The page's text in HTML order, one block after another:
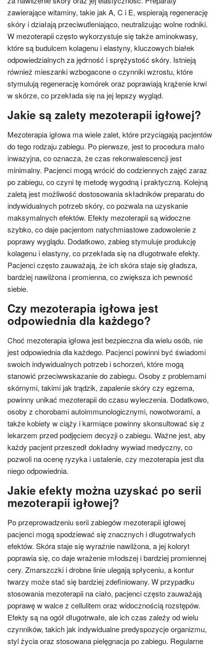
zawierające witaminy, takie jak A, C i E, wspierają regenerację
skóry i działają przeciwutleniająco, neutralizując wolne rodniki.
W mezoterapii często wykorzystuje się także aminokwasy,
które są budulcem kolagenu i elastyny, kluczowych białek
odpowiedzialnych za jędrność i sprężystość skóry. Istnieją
również mieszanki wzbogacone o czynniki wzrostu, które
stymulują regenerację komórek oraz poprawiają krążenie krwi
w skórze, co przekłada się na jej lepszy wygląd.
Jakie są zalety mezoterapii igłowej?
Mezoterapia igłowa ma wiele zalet, które przyciągają pacjentów
do tego rodzaju zabiegu. Po pierwsze, jest to procedura mało
inwazyjna, co oznacza, że czas rekonwalescencji jest
minimalny. Pacjenci mogą wrócić do codziennych zajęć zaraz
po zabiegu, co czyni tę metodę wygodną i praktyczną. Kolejną
zaletą jest możliwość dostosowania składników preparatu do
indywidualnych potrzeb skóry, co pozwala na uzyskanie
maksymalnych efektów. Efekty mezoterapii są widoczne
szybko, co daje pacjentom natychmiastowe zadowolenie z
poprawy wyglądu. Dodatkowo, zabieg stymuluje produkcję
kolagenu i elastyny, co przekłada się na długotrwałe efekty.
Pacjenci często zauważają, że ich skóra staje się gładsza,
bardziej nawilżona i promienna, co zwiększa ich pewność
siebie.
Czy mezoterapia igłowa jest
odpowiednia dla każdego?
Choć mezoterapia igłowa jest bezpieczna dla wielu osób, nie
jest odpowiednia dla każdego. Pacjenci powinni być świadomi
swoich indywidualnych potrzeb i schorzeń, które mogą
stanowić przeciwwskazanie do zabiegu. Osoby z problemami
skórnymi, takimi jak trądzik, zapalenie skóry czy egzema,
powinny unikać mezoterapii do czasu wyleczenia. Dodatkowo,
osoby z chorobami autoimmunologicznymi, nowotworami, a
także kobiety w ciąży i karmiące powinny skonsultować się z
lekarzem przed podjęciem decyzji o zabiegu. Ważne jest, aby
każdy pacjent przeszedł dokładny wywiad medyczny, co
pozwoli na ocenę ryzyka i ustalenie, czy mezoterapia jest dla
niego odpowiednia.
Jakie efekty można uzyskać po serii
mezoterapii igłowej?
Po przeprowadzeniu serii zabiegów mezoterapii igłowej
pacjenci mogą spodziewać się znacznych i długotrwałych
efektów. Skóra staje się wyraźnie nawilżona, a jej koloryt
poprawia się, co daje wrażenie młodszej i bardziej promiennej
cery. Zmarszczki i drobne linie ulegają spłyceniu, a kontur
twarzy może stać się bardziej zdefiniowany. W przypadku
stosowania mezoterapii na ciało, pacjenci często zauważają
poprawę w walce z cellulitem oraz widocznością rozstępów.
Efekty są na ogół długotrwałe, ale ich czas zależy od wielu
czynników, takich jak indywidualne predyspozycje organizmu,
styl życia oraz stosowana pielęgnacja po zabiegu. Regularne